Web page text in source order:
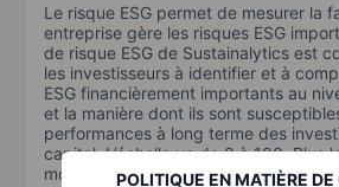
POLITIQUE EN MATIÈRE
Le risque ESG permet de mesurer la
entreprise gère les risques ESG
de risque ESG de Sustainalytics est
les investisseurs à identifier et à
ESG financièrement importants au
et la manière dont ils sont
performances à long terme des
capital. L’échelle va de 0 à 100. Plus
moins il est important (0 équivaut à